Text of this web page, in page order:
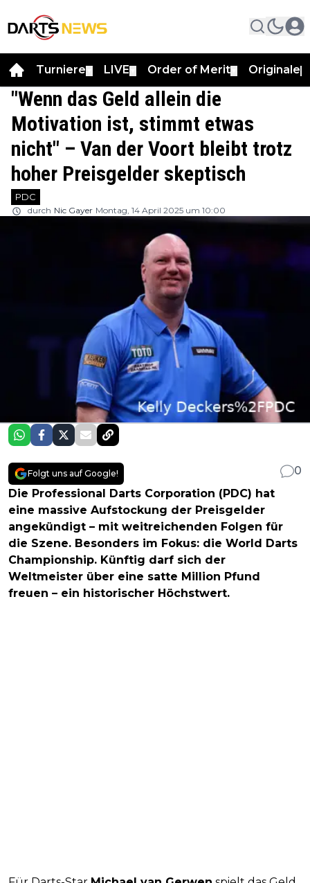
Turniere LIVE Order of Merit Originale
"Wenn das Geld allein die
Motivation ist, stimmt etwas
nicht" – Van der Voort bleibt trotz
hoher Preisgelder skeptisch
PDC
durch Nic Gayer Montag, 14 April 2025 um 10:00
Folgt uns auf Google!
0
Die Professional Darts Corporation (PDC) hat
eine massive Aufstockung der Preisgelder
angekündigt – mit weitreichenden Folgen für
die Szene. Besonders im Fokus: die World Darts
Championship. Künftig darf sich der
Weltmeister über eine satte Million Pfund
freuen – ein historischer Höchstwert.